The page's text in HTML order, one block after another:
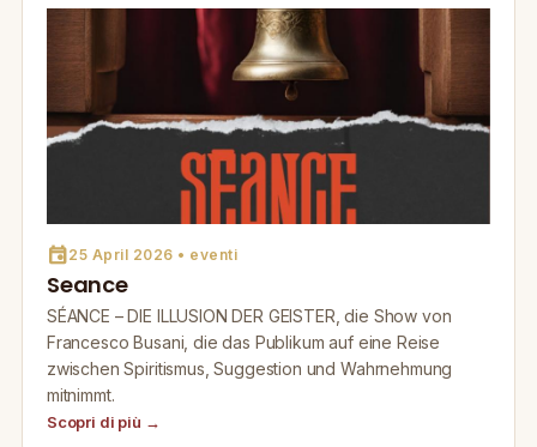
event25 April 2026 • eventi
Seance
SÉANCE – DIE ILLUSION DER GEISTER, die Show von
Francesco Busani, die das Publikum auf eine Reise
zwischen Spiritismus, Suggestion und Wahrnehmung
mitnimmt.
Scopri di più →